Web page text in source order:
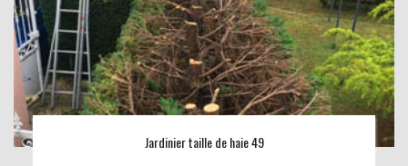
Jardinier taille de haie 49